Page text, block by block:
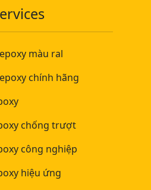
màu ral
chính hãng
chống trượt
công nghiệp
hiệu ứng